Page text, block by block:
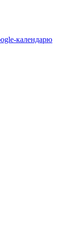
календарю